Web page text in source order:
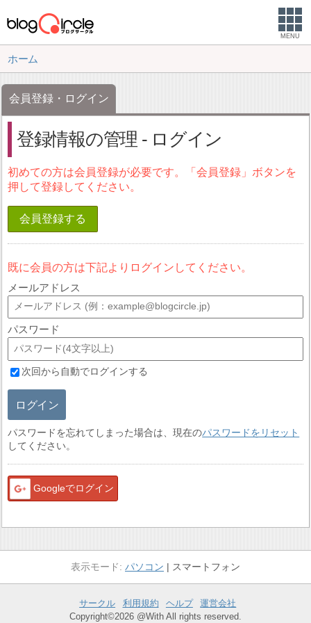
MENU
ホーム
会員登録・ログイン
登録情報の管理 - ログイン
初めての方は会員登録が必要です。「会員登録」ボタンを
押して登録してください。
会員登録する
既に会員の方は下記よりログインしてください。
メールアドレス
パスワード
次回から自動でログインする
ログイン
パスワードを忘れてしまった場合は、現在のパスワードをリセット
してください。
Googleでログイン
パソコン スマートフォン
サークル 利用規約 ヘルプ
運営会社
Copyright©2026 @With All rights reserved.